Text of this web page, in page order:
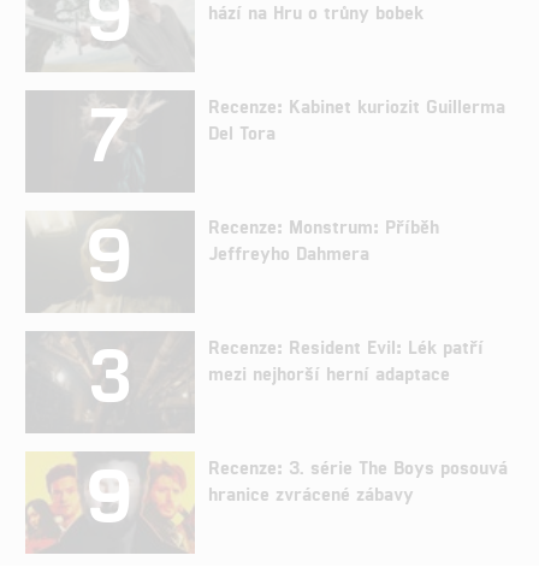
hází na Hru o trůny bobek
7
Recenze: Kabinet kuriozit Guillerma
Del Tora
9
Recenze: Monstrum: Příběh
Jeffreyho Dahmera
3
Recenze: Resident Evil: Lék patří
mezi nejhorší herní adaptace
9
Recenze: 3. série The Boys posouvá
hranice zvrácené zábavy